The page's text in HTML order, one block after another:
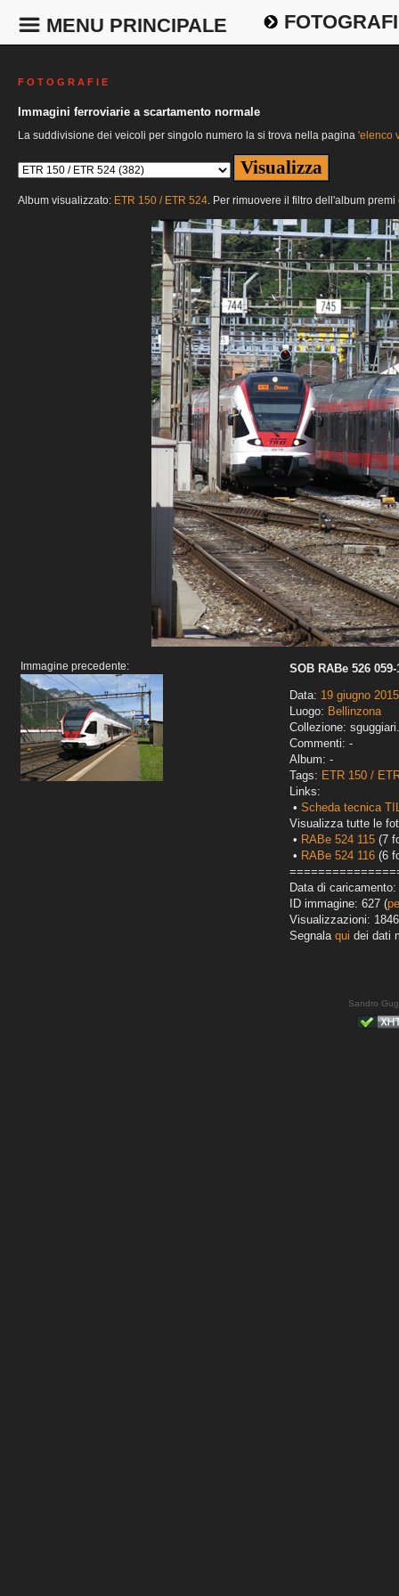
MENU PRINCIPALE
F O T O G R A F I E
Immagini ferroviarie a scartamento normale
La suddivisione dei veicoli per singolo numero la si trova nella pagina 'elenco
Album visualizzato: ETR 150 / ETR 524. Per rimuovere il filtro dell'album premi
Immagine precedente:
SOB RABe 526
Data: 19 giugno 2015
Luogo: Bellinzona
Collezione:
Commenti: -
Album: -
Tags: ETR 150 /
Links:
• Scheda tecnica
Visualizza tutte le
• RABe 524 115 (7
• RABe 524 116 (6
Data di caricamento:
ID immagine: 627 (
Visualizzazioni: 1846
Segnala qui dei dati
Sandro